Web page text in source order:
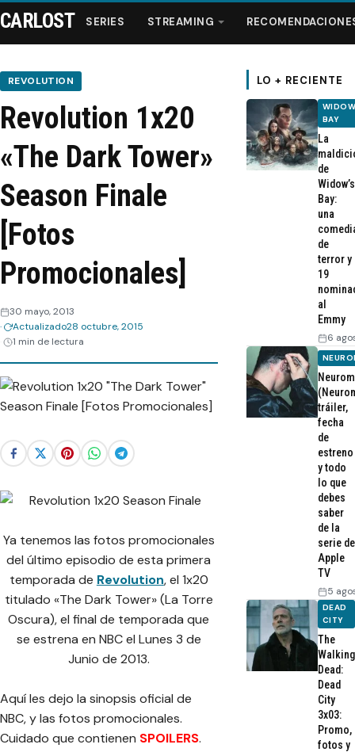
Series
Streaming
Recomendaciones
CARLOST SERIES STREAMING
REVOLUTION
Revolution 1x20
«The Dark Tower»
Season Finale
[Fotos
Promocionales]
30 mayo, 2013
Actualizado28 octubre, 2015
1 min de lectura
Ya tenemos las fotos promocionales
del último episodio de esta primera
temporada de Revolution, el 1x20
titulado «The Dark Tower» (La Torre
Oscura), el final de temporada que
se estrena en NBC el Lunes 3 de
Junio de 2013.
Aquí les dejo la sinopsis oficial de
NBC, y las fotos promocionales.
Cuidado que contienen SPOILERS.
LO + RECIENTE
BAY
La
de
Widow’s
Bay:
una
de
terror y
19
al
Emmy
6
tráiler,
fecha
de
estreno
y todo
lo que
debes
saber
de la
serie de
Apple
TV
5
DEAD
CITY
The
Walking
Dead:
Dead
City
3x03:
Promo,
fotos y